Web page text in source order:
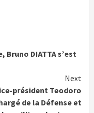
DIATTA s’est
Next
président Teodoro
de la Défense et